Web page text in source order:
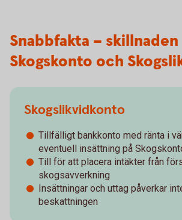
Snabbfakta –
Skogskonto och
Skogslikvidkonto
Tillfälligt bankkonto med ränta i
eventuell insättning på
Till för att placera intäkter från
skogsavverkning
Insättningar och uttag påverkar
beskattningen